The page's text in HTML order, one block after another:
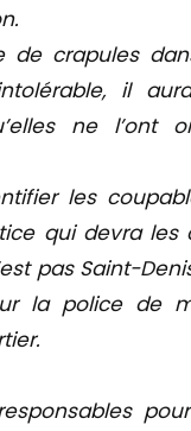
de crapules
il
ne l’ont
les
qui devra les
pas Saint-
la police de